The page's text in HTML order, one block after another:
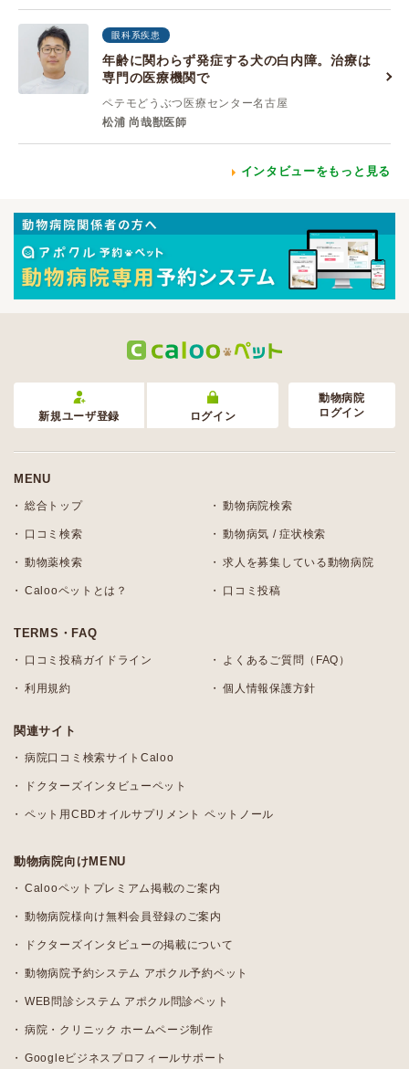
眼科系疾患
年齢に関わらず発症する犬の白内障。治療は
専門の医療機関で
ペテモどうぶつ医療センター名古屋
松浦 尚哉獣医師
インタビューをもっと見る
新規ユーザ登録 ログイン
動物病院
ログイン
MENU
総合トップ 動物病院検索
口コミ検索 動物病気 / 症状検索
動物薬検索 求人を募集している動物病院
Calooペットとは？ 口コミ投稿
TERMS・FAQ
口コミ投稿ガイドライン よくあるご質問（FAQ）
利用規約 個人情報保護方針
関連サイト
病院口コミ検索サイトCaloo
ドクターズインタビューペット
ペット用CBDオイルサプリメント ペットノール
動物病院向けMENU
Calooペットプレミアム掲載のご案内
動物病院様向け無料会員登録のご案内
ドクターズインタビューの掲載について
動物病院予約システム アポクル予約ペット
WEB問診システム アポクル問診ペット
病院・クリニック ホームページ制作
Googleビジネスプロフィールサポート